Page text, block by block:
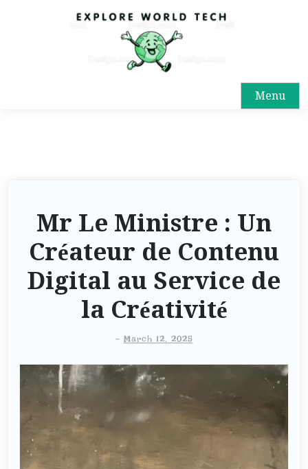
Menu
Mr Le Ministre : Un
Créateur de Contenu
Digital au Service de
la Créativité
- March 12, 2025